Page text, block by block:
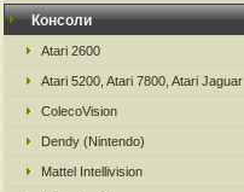
Консоли
Atari 2600
Atari 5200, Atari 7800, Atari Jaguar
ColecoVision
Dendy (Nintendo)
Mattel Intellivision